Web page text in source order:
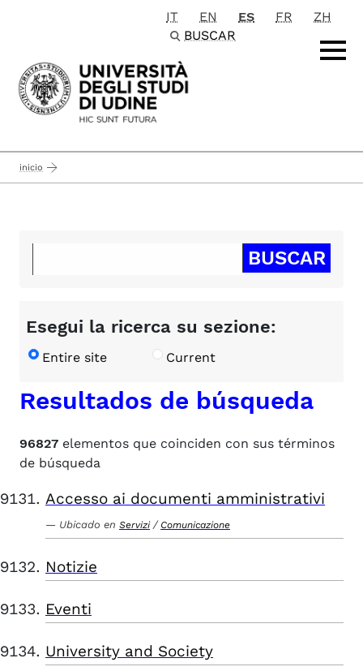
Passa al contenuto principale
IT EN ES FR
ZH
BUSCAR
inicio
Esegui la ricerca su sezione:
Entire site Current
Resultados de búsqueda
96827 elementos que coinciden con sus términos
de búsqueda
Accesso ai documenti amministrativi
Ubicado en Servizi / Comunicazione
Notizie
Eventi
University and Society